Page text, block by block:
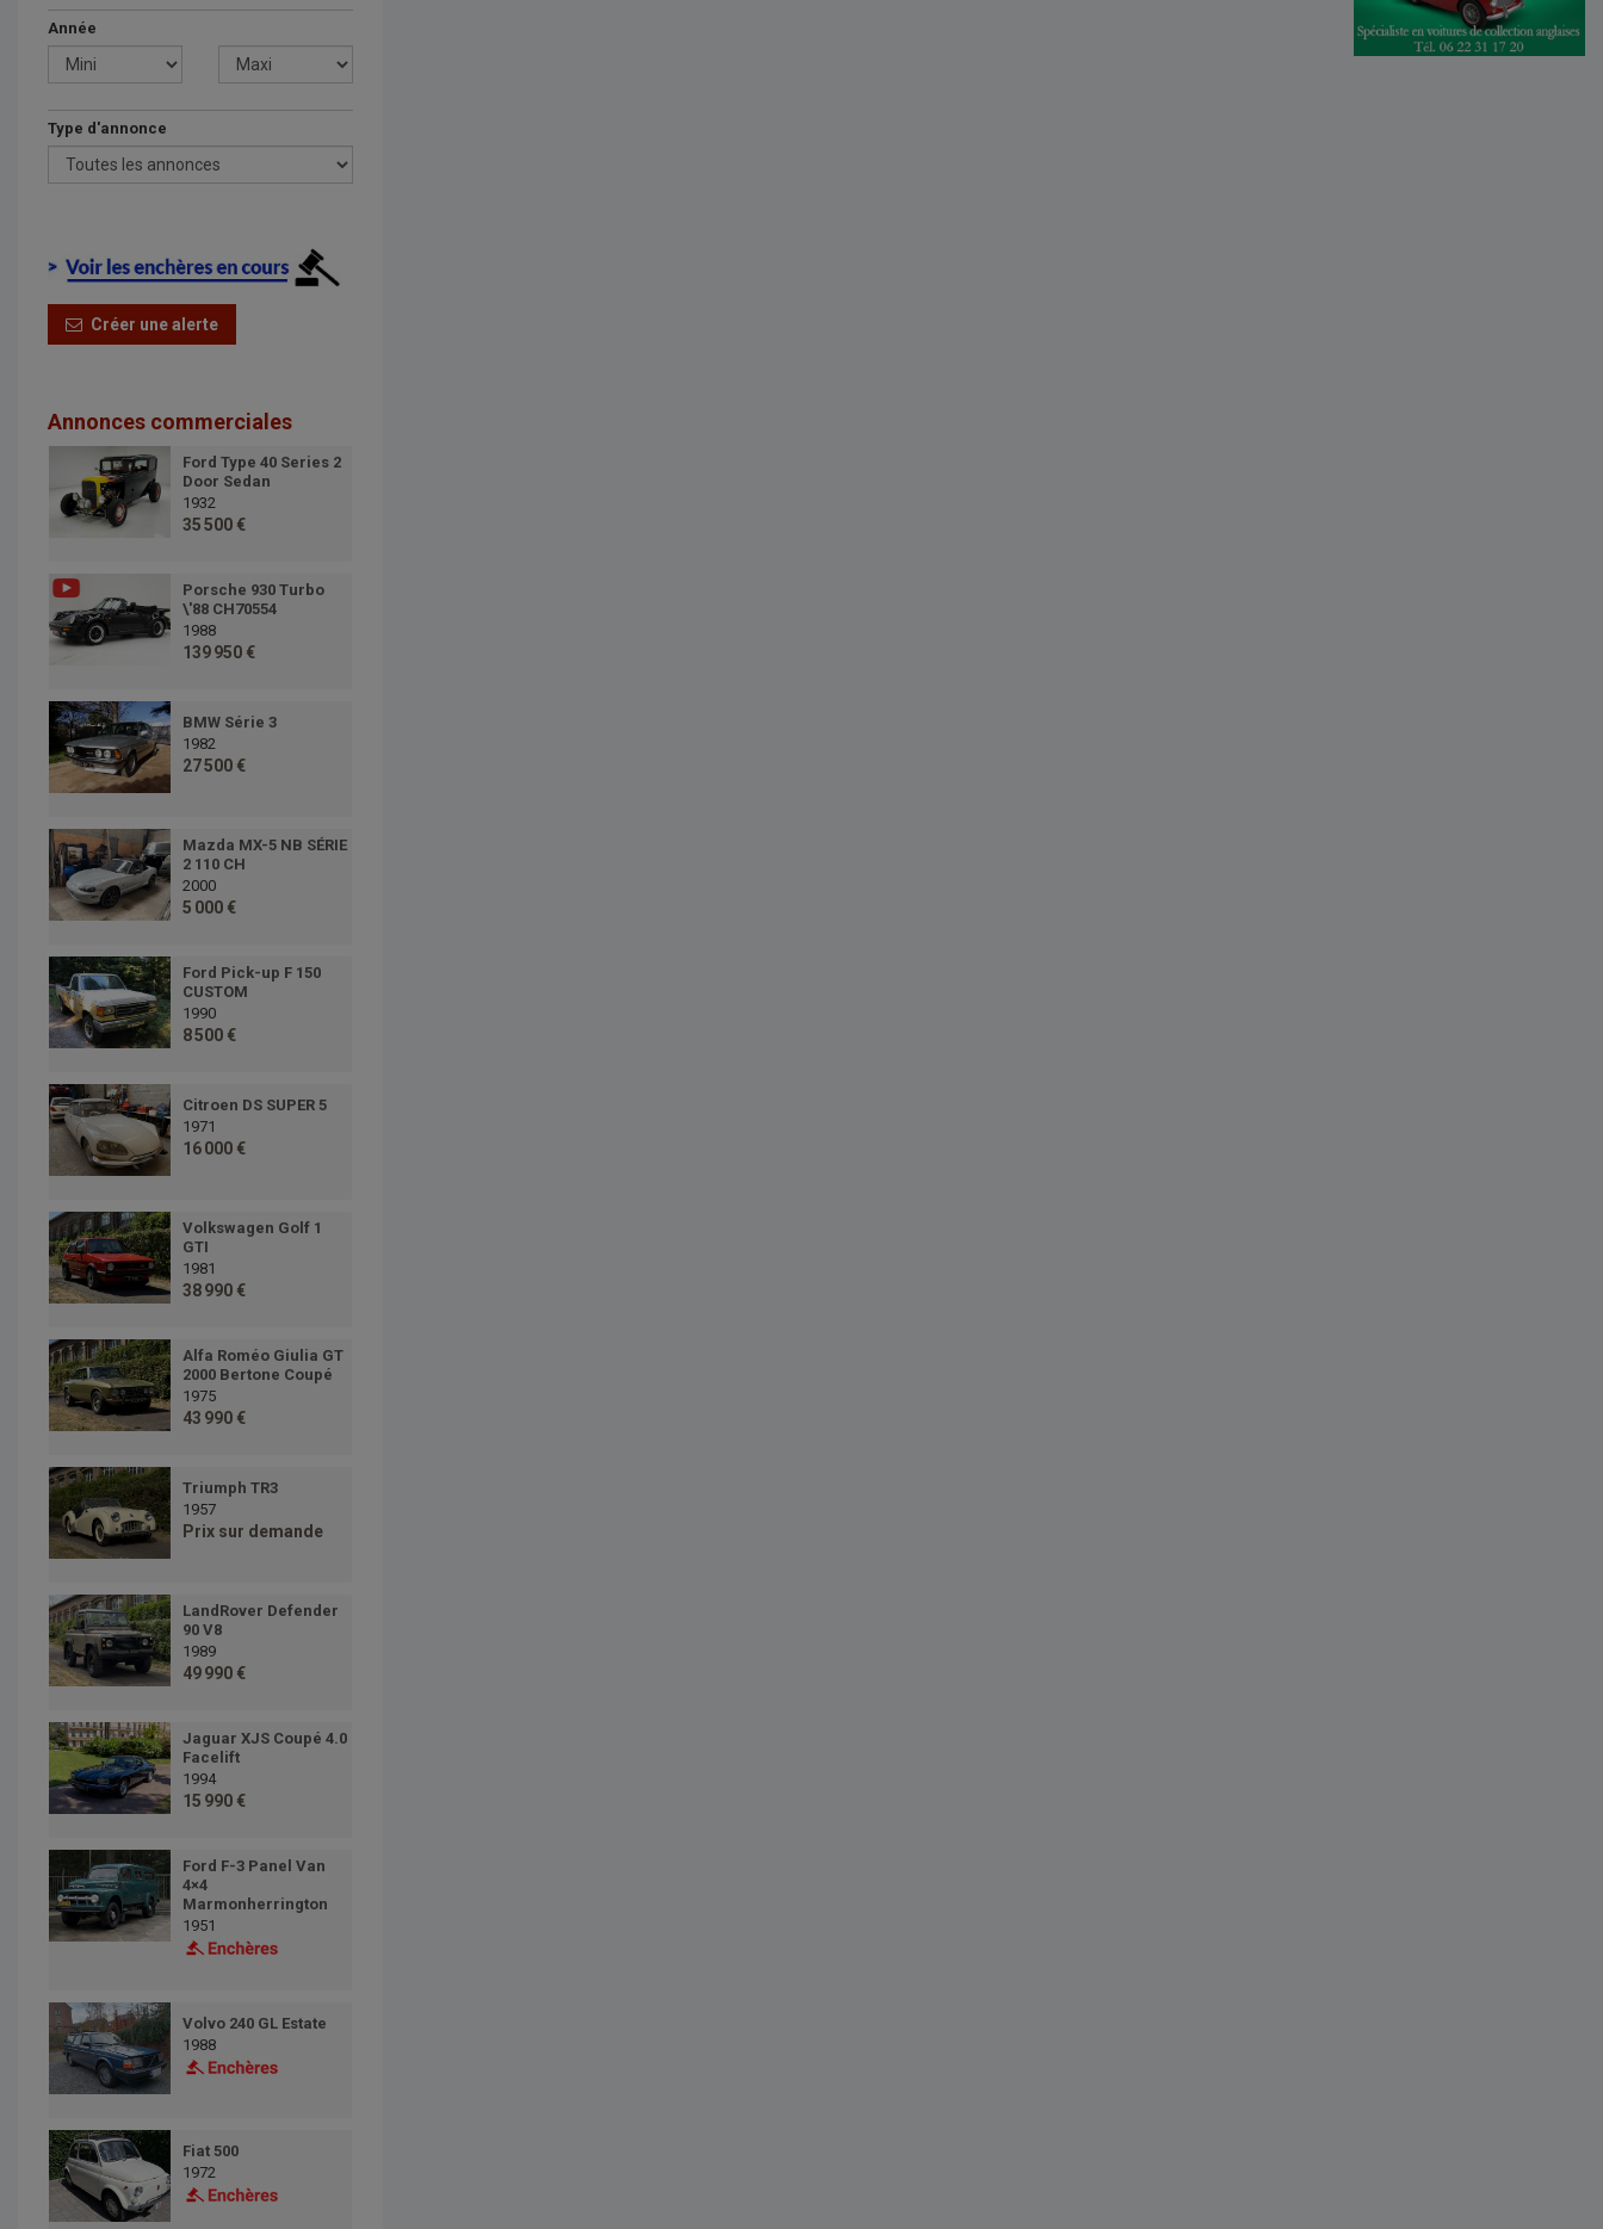
Année
Type d'annonce
Créer une alerte
Annonces commerciales
Ford Type 40 Series 2
Door Sedan
1932
35 500 €
Porsche 930 Turbo
\'88 CH70554
1988
139 950 €
BMW Série 3
1982
27 500 €
Mazda MX-5 NB SÉRIE
2 110 CH
2000
5 000 €
Ford Pick-up F 150
CUSTOM
1990
8 500 €
Citroen DS SUPER 5
1971
16 000 €
Volkswagen Golf 1
GTI
1981
38 990 €
Alfa Roméo Giulia GT
2000 Bertone Coupé
1975
43 990 €
Triumph TR3
1957
Prix sur demande
LandRover Defender
90 V8
1989
49 990 €
Jaguar XJS Coupé 4.0
Facelift
1994
15 990 €
Ford F-3 Panel Van
4×4
Marmonherrington
1951
Volvo 240 GL Estate
1988
Fiat 500
1972